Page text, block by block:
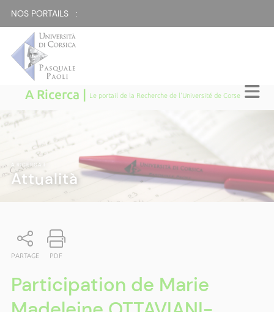
NOS PORTAILS :
A Ricerca | Le portail de la Recherche de l'Université de Corse
A RICERCA
Attualità
PARTAGE PDF
Participation de Marie